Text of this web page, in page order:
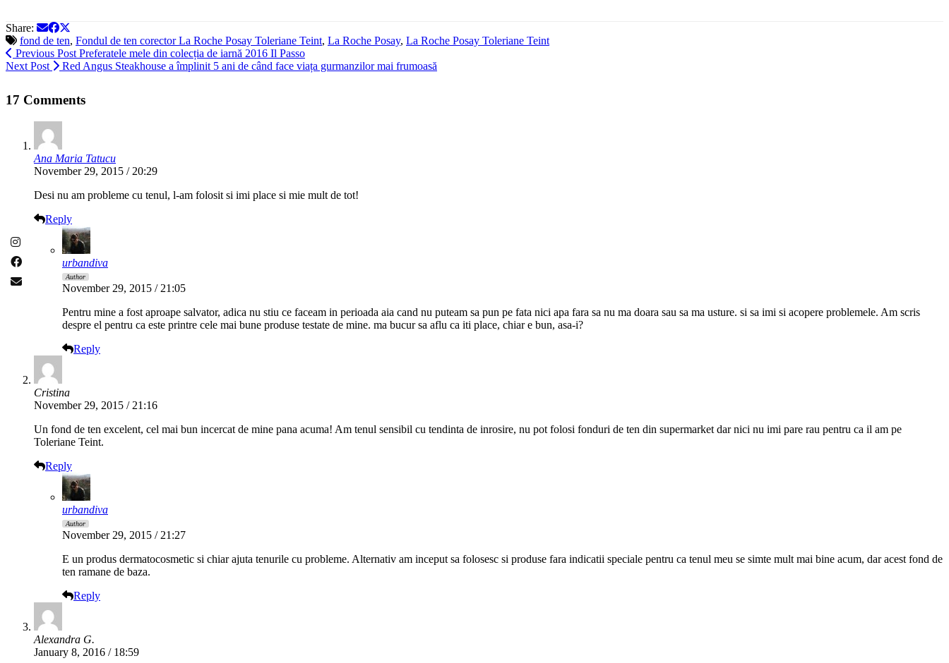
Share:
fond de ten, Fondul de ten corector La Roche Posay Toleriane Teint, La Roche Posay, La Roche Posay Toleriane Teint
Previous Post Preferatele mele din colecția de iarnă 2016 Il Passo
Next Post
Red Angus Steakhouse a împlinit 5 ani de când face viața gurmanzilor mai frumoasă
17 Comments
Ana Maria Tatucu
November 29, 2015 / 20:29
Desi nu am probleme cu tenul, l-am folosit si imi place si mie mult de tot!
Reply
urbandiva
Author
November 29, 2015 / 21:05
Pentru mine a fost aproape salvator, adica nu stiu ce faceam in perioada aia cand nu puteam sa pun pe fata nici apa fara sa nu ma doara sau sa ma usture. si sa imi si acopere problemele. Am scris
despre el pentru ca este printre cele mai bune produse testate de mine. ma bucur sa aflu ca iti place, chiar e bun, asa-i?
Reply
Cristina
November 29, 2015 / 21:16
Un fond de ten excelent, cel mai bun incercat de mine pana acuma! Am tenul sensibil cu tendinta de inrosire, nu pot folosi fonduri de ten din supermarket dar nici nu imi pare rau pentru ca il am pe
Toleriane Teint.
Reply
urbandiva
Author
November 29, 2015 / 21:27
E un produs dermatocosmetic si chiar ajuta tenurile cu probleme. Alternativ am inceput sa folosesc si produse fara indicatii speciale pentru ca tenul meu se simte mult mai bine acum, dar acest fond de
ten ramane de baza.
Reply
Alexandra G.
January 8, 2016 / 18:59